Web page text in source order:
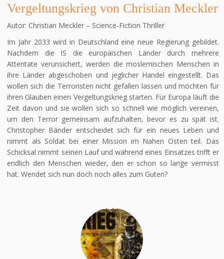
Vergeltungskrieg von Christian Meckler
Autor: Christian Meckler – Science-Fiction Thriller
Im Jahr 2033 wird in Deutschland eine neue Regierung gebildet.
Nachdem die IS die europäischen Länder durch mehrere
Attentate verunsichert, werden die moslemischen Menschen in
ihre Länder abgeschoben und jeglicher Handel eingestellt. Das
wollen sich die Terroristen nicht gefallen lassen und möchten für
ihren Glauben einen Vergeltungskrieg starten. Für Europa läuft die
Zeit davon und sie wollen sich so schnell wie möglich vereinen,
um den Terror gemeinsam aufzuhalten, bevor es zu spät ist.
Christopher Bänder entscheidet sich für ein neues Leben und
nimmt als Soldat bei einer Mission im Nahen Osten teil. Das
Schicksal nimmt seinen Lauf und während eines Einsatzes trifft er
endlich den Menschen wieder, den er schon so lange vermisst
hat. Wendet sich nun doch noch alles zum Guten?